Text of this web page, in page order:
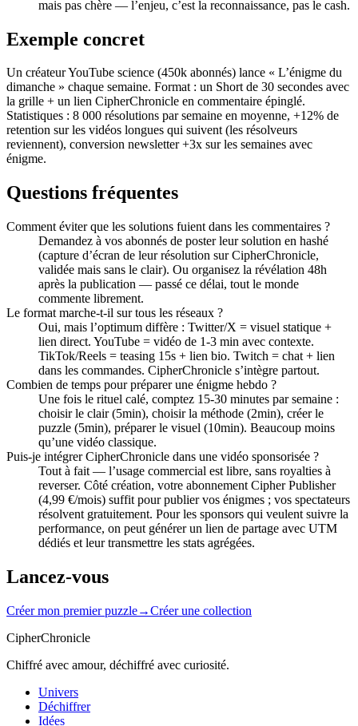
mais pas chère — l’enjeu, c’est la reconnaissance, pas le cash.
Exemple concret
Un créateur YouTube science (450k abonnés) lance « L’énigme du
dimanche » chaque semaine. Format : un Short de 30 secondes avec
la grille + un lien CipherChronicle en commentaire épinglé.
Statistiques : 8 000 résolutions par semaine en moyenne, +12% de
retention sur les vidéos longues qui suivent (les résolveurs
reviennent), conversion newsletter +3x sur les semaines avec
énigme.
Questions fréquentes
Comment éviter que les solutions fuient dans les commentaires ?
Demandez à vos abonnés de poster leur solution en hashé
(capture d’écran de leur résolution sur CipherChronicle,
validée mais sans le clair). Ou organisez la révélation 48h
après la publication — passé ce délai, tout le monde
commente librement.
Le format marche-t-il sur tous les réseaux ?
Oui, mais l’optimum diffère : Twitter/X = visuel statique +
lien direct. YouTube = vidéo de 1-3 min avec contexte.
TikTok/Reels = teasing 15s + lien bio. Twitch = chat + lien
dans les commandes. CipherChronicle s’intègre partout.
Combien de temps pour préparer une énigme hebdo ?
Une fois le rituel calé, comptez 15-30 minutes par semaine :
choisir le clair (5min), choisir la méthode (2min), créer le
puzzle (5min), préparer le visuel (10min). Beaucoup moins
qu’une vidéo classique.
Puis-je intégrer CipherChronicle dans une vidéo sponsorisée ?
Tout à fait — l’usage commercial est libre, sans royalties à
reverser. Côté création, votre abonnement Cipher Publisher
(4,99 €/mois) suffit pour publier vos énigmes ; vos spectateurs
résolvent gratuitement. Pour les sponsors qui veulent suivre la
performance, on peut générer un lien de partage avec UTM
dédiés et leur transmettre les stats agrégées.
Lancez-vous
Créer mon premier puzzle→Créer une collection
CipherChronicle
Chiffré avec amour, déchiffré avec curiosité.
Univers
Déchiffrer
Idées